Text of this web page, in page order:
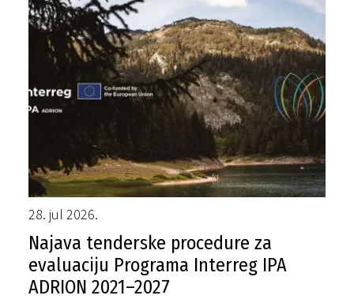
28. jul 2026.
Najava tenderske procedure za
evaluaciju Programa Interreg IPA
ADRION 2021–2027